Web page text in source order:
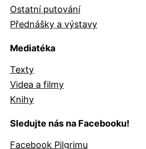
Ostatní putování
Přednášky a výstavy
Mediatéka
Texty
Videa a filmy
Knihy
Sledujte nás na Facebooku!
Facebook Pilgrimu